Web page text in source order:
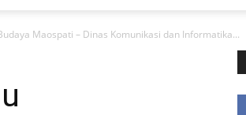
Maospati – Dinas Komunikasi dan Informatika...